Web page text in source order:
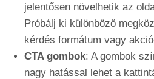
jelentősen növelhetik az
Próbálj ki különböző
kérdés formátum vagy
CTA gombok: A gombok
nagy hatással lehet a